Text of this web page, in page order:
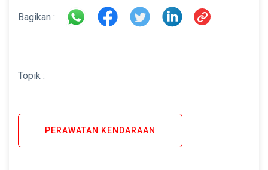
Bagikan :
Topik :
PERAWATAN KENDARAAN